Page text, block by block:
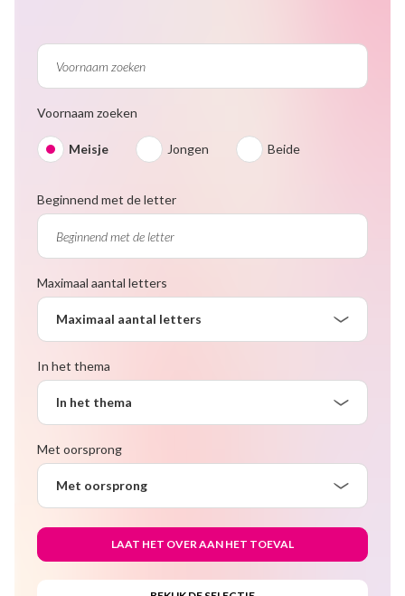
Voornaam zoeken
Meisje Jongen Beide
Beginnend met de letter
Maximaal aantal letters
Maximaal aantal letters
In het thema
In het thema
Met oorsprong
Met oorsprong